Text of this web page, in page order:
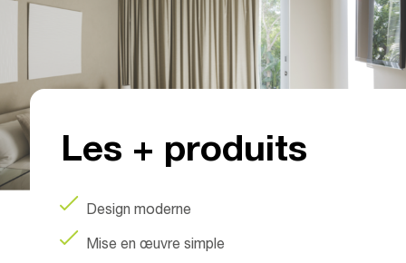
Les + produits
Design moderne
Mise en œuvre simple